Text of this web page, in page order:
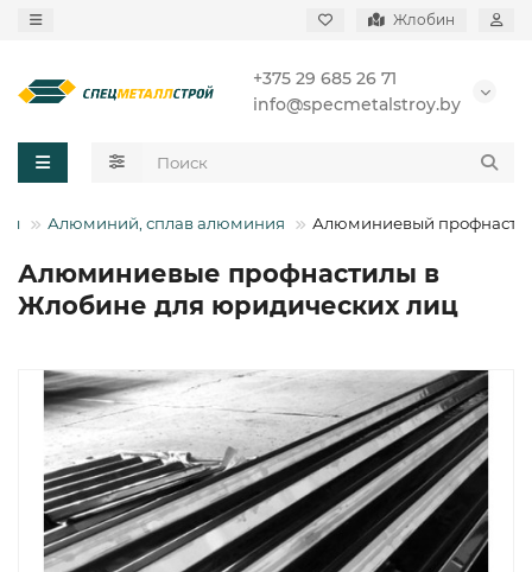
Жлобин
+375 29 685 26 71
info@specmetalstroy.by
Алюминий, сплав алюминия Алюминиевый
Алюминиевые профнастилы в
Жлобине для юридических лиц